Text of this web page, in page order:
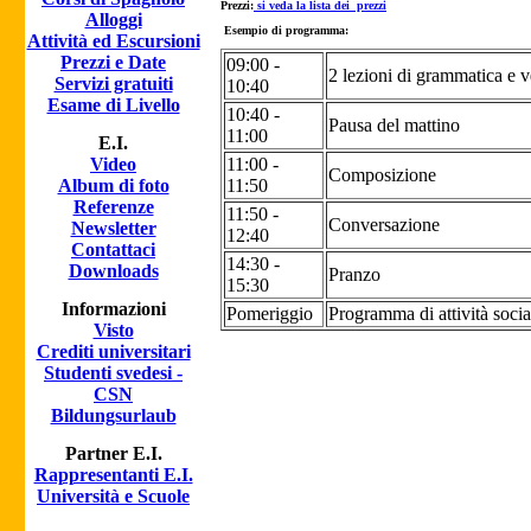
Alloggi
Attività ed Escursioni
Prezzi e Date
Servizi gratuiti
Esame di Livello
E.I.
Video
Album di foto
Referenze
Newsletter
Contattaci
Downloads
Informazioni
Visto
Crediti universitari
Studenti svedesi -
CSN
Bildungsurlaub
Partner E.I.
Rappresentanti E.I.
Università e Scuole
Prezzi: si veda la lista dei prezzi
Esempio di programma:
09:00 -
10:40
2 lezioni di grammatica e
10:40 -
11:00
Pausa del mattino
11:00 -
11:50
Composizione
11:50 -
12:40
Conversazione
14:30 -
15:30
Pranzo
Pomeriggio
Programma di attività